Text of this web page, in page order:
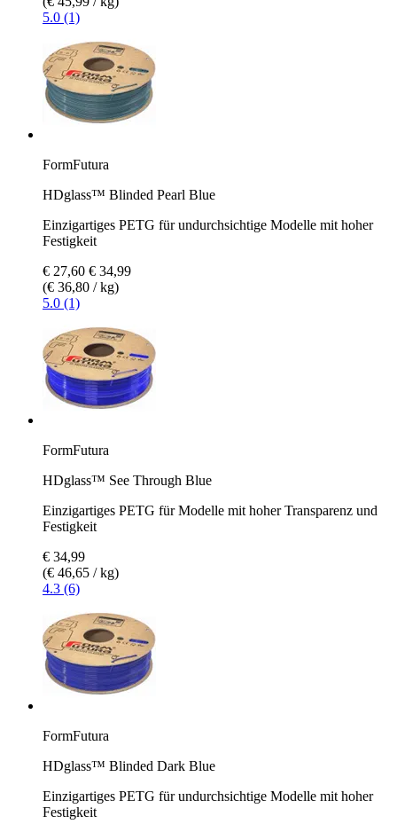
5.0 (1)
FormFutura
HDglass™ Blinded Pearl Blue
Einzigartiges PETG für undurchsichtige Modelle mit hoher
Festigkeit
€ 27,60 € 34,99
(€ 36,80 / kg)
5.0 (1)
FormFutura
HDglass™ See Through Blue
Einzigartiges PETG für Modelle mit hoher Transparenz und
Festigkeit
€ 34,99
(€ 46,65 / kg)
4.3 (6)
FormFutura
HDglass™ Blinded Dark Blue
Einzigartiges PETG für undurchsichtige Modelle mit hoher
Festigkeit